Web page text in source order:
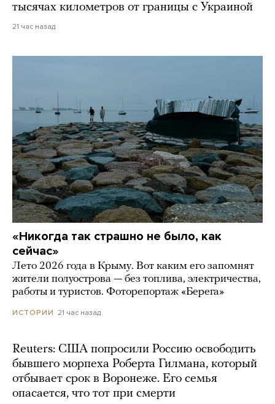
тысячах километров от границы с Украиной
21 час назад
«Никогда так страшно не было, как
сейчас»
Лето 2026 года в Крыму. Вот каким его запомнят
жители полуострова — без топлива, электричества,
работы и туристов. Фоторепортаж «Берега»
ИСТОРИИ 21 час назад
Reuters: США попросили Россию освободить
бывшего морпеха Роберта Гилмана, который
отбывает срок в Воронеже. Его семья
опасается, что тот при смерти